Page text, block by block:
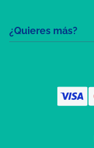
¿Quieres más?